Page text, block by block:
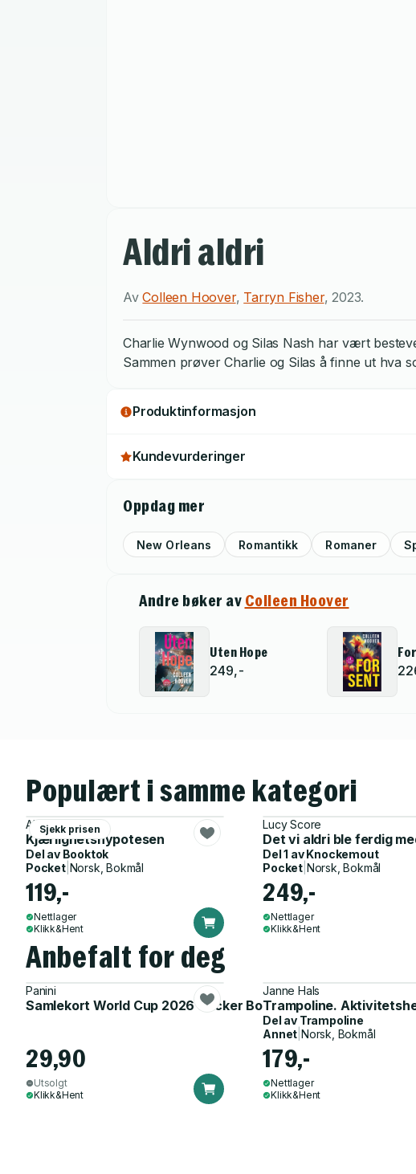
Aldri aldri
AvColleen Hoover, Tarryn Fisher,2023.
Charlie Wynwood og Silas Nash har vært
Sammen prøver Charlie og Silas å finne ut hva
Produktinformasjon
Kundevurderinger
Oppdag mer
New Orleans Romantikk Romaner
Andre bøker av Colleen Hoover
Uten Hope
249,-
Populært i samme kategori
Sjekk prisen
Ali Hazelwood
Kjærlighetshypotesen
Del av Booktok
Pocket| Norsk, Bokmål
119,-
Nettlager
Klikk&Hent
Lucy Score
Det vi aldri ble ferdig
Del 1 avKnockemout
Pocket| Norsk, Bokmål
249,-
Nettlager
Klikk&Hent
Anbefalt for deg
Panini
Samlekort World Cup 2026 Sticker Booster
29,90
Utsolgt
Klikk&Hent
Janne Hals
Trampoline.
Del av Trampoline
Annet Norsk, Bokmål
179,-
Nettlager
Klikk&Hent